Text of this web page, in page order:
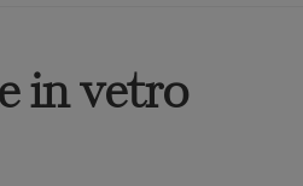
in vetro